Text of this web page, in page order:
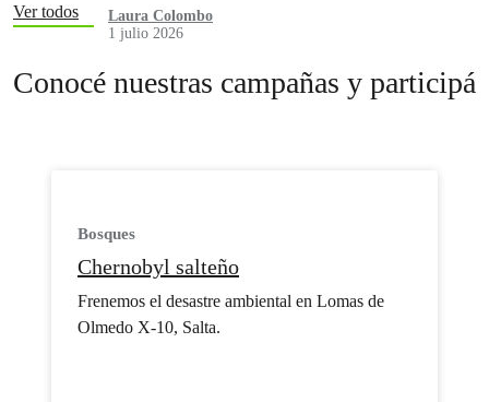
la zona.
Laura Colombo
1 julio 2026
Ver todos
Conocé nuestras campañas y participá
Bosques
Chernobyl salteño
Frenemos el desastre ambiental en Lomas de
Olmedo X-10, Salta.